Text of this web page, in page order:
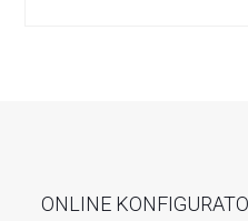
ONLINE